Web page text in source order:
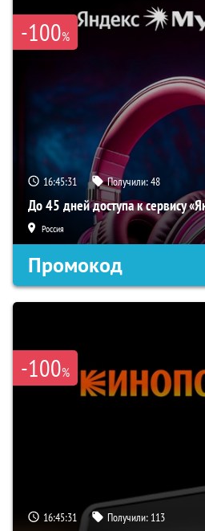
-100%
16:45:30 Получили:48
До 45 дней доступа к сервису
Россия
Промокод
-100%
16:45:30 Получили: 113